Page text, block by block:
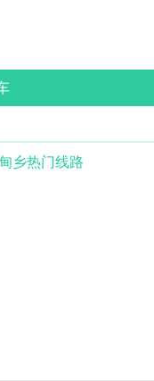
乡热门线路